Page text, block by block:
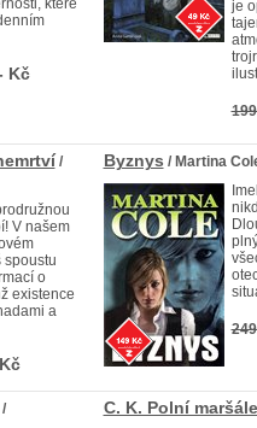
které
Kč
je
/
V našem
spoustu
o
existence
a
Byznys / Martina
/
C. K. Polní